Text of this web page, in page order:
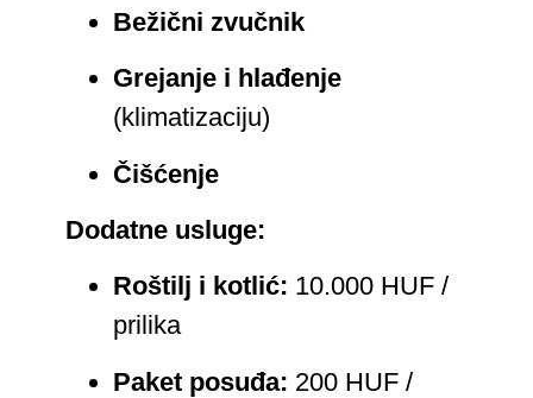
Bežični zvučnik
Grejanje i hlađenje
(klimatizaciju)
Čišćenje
Dodatne usluge:
Roštilj i kotlić: 10.000 HUF /
prilika
Paket posuđa: 200 HUF /